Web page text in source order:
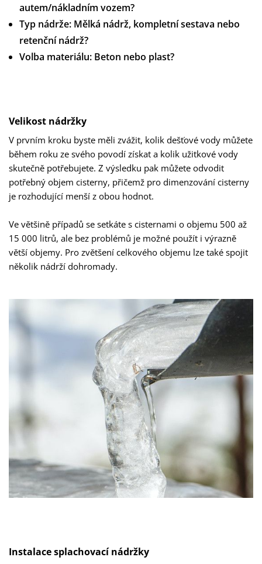
autem/nákladním vozem?
Typ nádrže: Mělká nádrž, kompletní sestava nebo
retenční nádrž?
Volba materiálu: Beton nebo plast?
Velikost nádržky
V prvním kroku byste měli zvážit, kolik dešťové vody můžete
během roku ze svého povodí získat a kolik užitkové vody
skutečně potřebujete. Z výsledku pak můžete odvodit
potřebný objem cisterny, přičemž pro dimenzování cisterny
je rozhodující menší z obou hodnot.
Ve většině případů se setkáte s cisternami o objemu 500 až
15 000 litrů, ale bez problémů je možné použít i výrazně
větší objemy. Pro zvětšení celkového objemu lze také spojit
několik nádrží dohromady.
Instalace splachovací nádržky